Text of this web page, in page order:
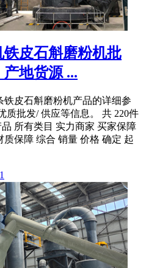
皮石斛磨粉机批
地货源 ...
铁皮石斛磨粉机产品的详细参
质批发/ 供应等信息。 共 220件
所有类目 实力商家 买家保障
保障 综合 销量 价格 确定 起